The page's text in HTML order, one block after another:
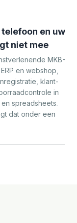
en uw
niet mee
MKB-
en webshop,
klant-
in
spreadsheets.
dat onder een